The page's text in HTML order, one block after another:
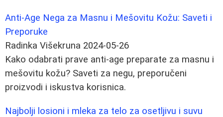
Anti-Age Nega za Masnu i Mešovitu Kožu: Saveti i
Preporuke
Radinka Višekruna 2024-05-26
Kako odabrati prave anti-age preparate za masnu i
mešovitu kožu? Saveti za negu, preporučeni
proizvodi i iskustva korisnica.
Najbolji losioni i mleka za telo za osetljivu i suvu